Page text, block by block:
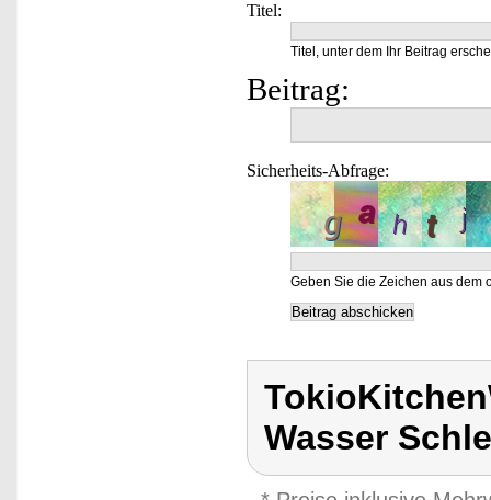
Titel:
Titel, unter dem Ihr Beitrag
Beitrag:
Sicherheits-Abfrage:
Geben Sie die Zeichen aus dem
Wasser